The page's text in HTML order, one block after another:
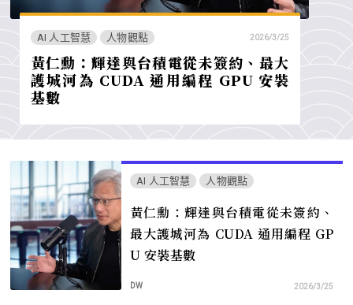
AI 人工智慧 人物觀點 2026/3/25
黃仁勳：輝達與台積電從未簽約、最大
護城河為 CUDA 通用編程 GPU 安裝
基數
AI 人工智慧 人物觀點
黃仁勳：輝達與台積電從未簽約、
最大護城河為 CUDA 通用編程 GP
U 安裝基數
DW 2026/3/25